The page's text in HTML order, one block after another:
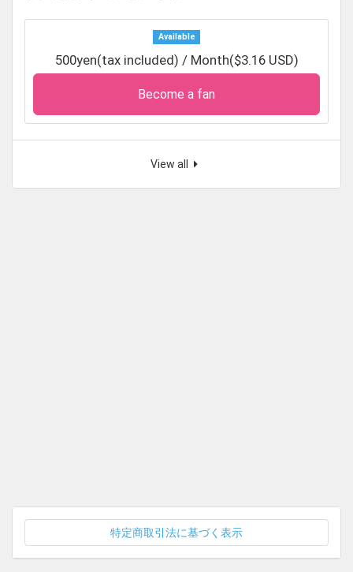
Available
500yen(tax included) / Month($3.16 USD)
Become a fan
View all
特定商取引法に基づく表示